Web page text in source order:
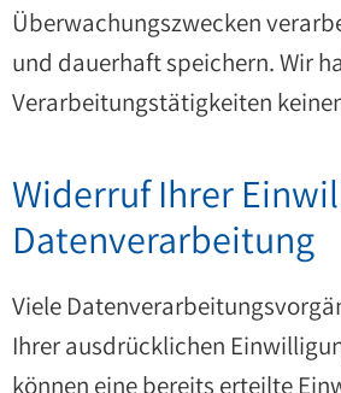
Überwachungszwecken
und dauerhaft speichern. Wir
Verarbeitungstätigkeiten
Widerruf Ihrer
Datenverarbeitung
Viele
Ihrer ausdrücklichen
können eine bereits erteilte